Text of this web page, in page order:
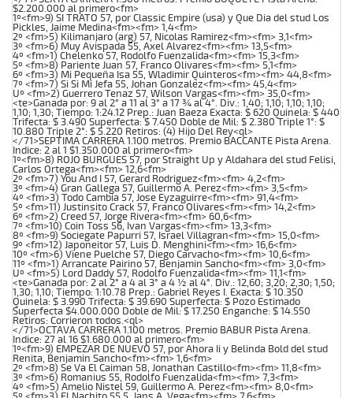
$2.200.000 al primero<fm>
1º<fm>9) SI TRATO 57, por Classic Empire (usa) y Que Dia del stud Los
Pickles, Jaime Medina<fm><fm> 1,4<fm>
2º <fm>5) Kilimanjaro (arg) 57, Nicolas Ramirez<fm><fm> 3,1<fm>
3º <fm>6) Muy Avispada 55, Axel Alvarez<fm><fm> 13,5<fm>
4º <fm>1) Chelenko 57, Rodolfo Fuenzalida<fm><fm> 15,3<fm>
5º <fm>8) Pariente Juan 57, Franco Olivares<fm><fm> 5,1<fm>
6º <fm>3) Mi Pequeña Isa 55, Wladimir Quinteros<fm><fm> 44,8<fm>
7º <fm>7) Si Si Mi Jefa 55, Johan Gonzalez<fm><fm> 45,4<fm>
Uº <fm>2) Guerrero Tenaz 57, Wilson Vargas<fm><fm> 35,0<fm>
<te>Ganada por: 9 al 2° a 11 al 3° a 17 ¾ al 4°. Div.: 1,40; 1,10; 1,10; 1,10;
1,10; 1,30; Tiempo: 1:24.12 Prep.: Juan Baeza Exacta: $ 620 Quinela: $ 440
Trifecta: $ 3.490 Superfecta: $ 7.450 Doble de Mil: $ 2.380 Triple 1°: $
10.880 Triple 2°: $ 5.220 Retiros: (4) Hijo Del Rey<ql>
</71>SEPTIMA CARRERA 1.100 metros. Premio BACCANTE Pista Arena.
Indice: 2 al 1 $1.350.000 al primero<fm>
1º<fm>8) ROJO BURGUES 57, por Straight Up y Aldahara del stud Felisi,
Carlos Ortega<fm><fm> 12,6<fm>
2º <fm>7) You And I 57, Gerard Rodriguez<fm><fm> 4,2<fm>
3º <fm>4) Gran Gallega 57, Guillermo A. Perez<fm><fm> 3,5<fm>
4º <fm>3) Todo Cambia 57, Jose Eyzaguirre<fm><fm> 91,4<fm>
5º <fm>11) Justinsito Crack 57, Franco Olivares<fm><fm> 14,2<fm>
6º <fm>2) Creed 57, Jorge Rivera<fm><fm> 60,6<fm>
7º <fm>10) Coin Toss 56, Ivan Vargas<fm><fm> 13,3<fm>
8º <fm>9) Sociegate Papurri 57, Israel Villagran<fm><fm> 15,0<fm>
9º <fm>12) Japoneitor 57, Luis D. Menghini<fm><fm> 16,6<fm>
10º <fm>6) Viene Puelche 57, Diego Carvacho<fm><fm> 10,6<fm>
11º <fm>1) Arrancate Pairino 57, Benjamin Sancho<fm><fm> 3,0<fm>
Uº <fm>5) Lord Daddy 57, Rodolfo Fuenzalida<fm><fm> 11,1<fm>
<te>Ganada por: 2 al 2° a 4 al 3° a 4 ½ al 4°. Div.: 12,60; 3,20; 2,30; 1,50;
1,30; 1,10; Tiempo: 1:10.78 Prep.: Gabriel Reyes I. Exacta: $ 10.350
Quinela: $ 3.990 Trifecta: $ 39.690 Superfecta: $ Pozo Estimado
Superfecta $4.000.000 Doble de Mil: $ 17.250 Enganche: $ 14.550
Retiros: Corrieron todos.<ql>
</71>OCTAVA CARRERA 1.100 metros. Premio BABUR Pista Arena.
Indice: 27 al 16 $1.680.000 al primero<fm>
1º<fm>9) EMPEZAR DE NUEVO 57, por Ahora Ii y Belinda Bold del stud
Renita, Benjamin Sancho<fm><fm> 1,6<fm>
2º <fm>8) Se Va El Caiman 58, Jonathan Castillo<fm><fm> 11,8<fm>
3º <fm>6) Romanius 55, Rodolfo Fuenzalida<fm><fm> 7,3<fm>
4º <fm>5) Amelio Nistel 59, Guillermo A. Perez<fm><fm> 8,0<fm>